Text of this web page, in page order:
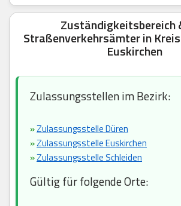
Zuständigkeitsbereich
Straßenverkehrsämter in
Euskirchen
Zulassungsstellen im Bezirk:
»Zulassungsstelle Düren
»Zulassungsstelle Euskirchen
»Zulassungsstelle Schleiden
Gültig für folgende Orte: